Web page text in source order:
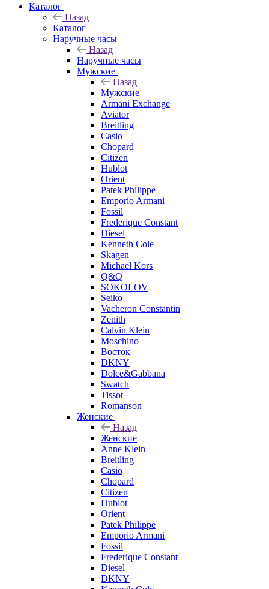
Каталог
Назад
Каталог
Наручные часы
Назад
Наручные часы
Мужские
Назад
Мужские
Armani Exchange
Aviator
Breitling
Casio
Chopard
Citizen
Hublot
Orient
Patek Philippe
Emporio Armani
Fossil
Frederique Constant
Diesel
Kenneth Cole
Skagen
Michael Kors
Q&Q
SOKOLOV
Seiko
Vacheron Constantin
Zenith
Calvin Klein
Moschino
Восток
DKNY
Dolce&Gabbana
Swatch
Tissot
Romanson
Женские
Назад
Женские
Anne Klein
Breitling
Casio
Chopard
Citizen
Hublot
Orient
Patek Philippe
Emporio Armani
Fossil
Frederique Constant
Diesel
DKNY